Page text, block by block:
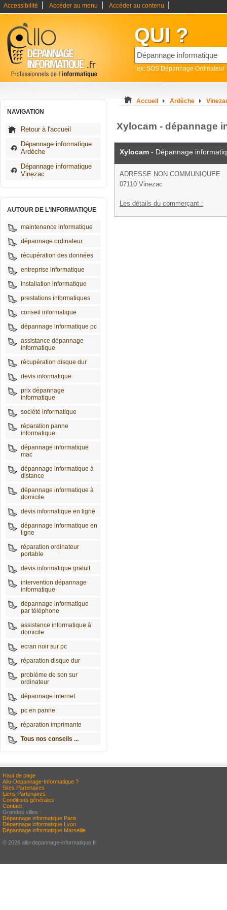
Accessibilité Accéder au menu Accéder au contenu
QUI ?
ex: SOS Dépannage Ordinateur
NAVIGATION
Retour à l'accueil
Dépannage informatique
Ardèche
Dépannage informatique
Vinezac
AUTOUR DE L'INFORMATIQUE
maintenance informatique
dépannage ordinateur
récupération des données
entreprise informatique
installation informatique
prestations informatiques
conseil informatique
dépannage informatique pc
assistance dépannage
informatique
récupération disque dur
devis informatique
prix dépannage
informatique
société informatique
réparation panne
informatique
dépannage informatique
mac
dépannage informatique à
distance
dépannage informatique à
domicile
devis informatique en ligne
dépannage informatique en
ligne
réparation ordinateur
portable
devis informatique gratuit
intervention dépannage
informatique
dépannage informatique
par téléphone
assistance informatique à
domicile
ecran noir sur pc
réparation disque dur
problème de son sur
ordinateur
dépannage internet
pc en panne
réparation imprimante
Tous nos conseils ...
Accueil Ardèche
Xylocam - dépannage
Xylocam - Dépannage
ADRESSE NON COMMUNIQUEE
07110 Vinezac
Les détails du commerçant :
Haut de page
Allo-Depannage-Informatique ?
Sites Partenaires
Liens Partenaires
Conditions générales
Contact
Grandes villes :
Dépannage informatique Paris
Dépannage informatique Lyon
Dépannage informatique Marseille
© 2026 allo-depannage-informatique.fr